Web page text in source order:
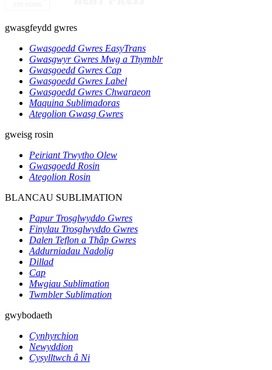
gwasgfeydd gwres
Gwasgoedd Gwres EasyTrans
Gwasgwyr Gwres Mwg a Thymblr
Gwasgoedd Gwres Cap
Gwasgoedd Gwres Label
Gwasgoedd Gwres Chwaraeon
Maquina Sublimadoras
Ategolion Gwasg Gwres
gweisg rosin
Peiriant Trwytho Olew
Gwasgoedd Rosin
Ategolion Rosin
BLANCAU SUBLIMATION
Papur Trosglwyddo Gwres
Finylau Trosglwyddo Gwres
Dalen Teflon a Thâp Gwres
Addurniadau Nadolig
Dillad
Cap
Mwgiau Sublimation
Twmbler Sublimation
gwybodaeth
Cynhyrchion
Newyddion
Cysylltwch â Ni